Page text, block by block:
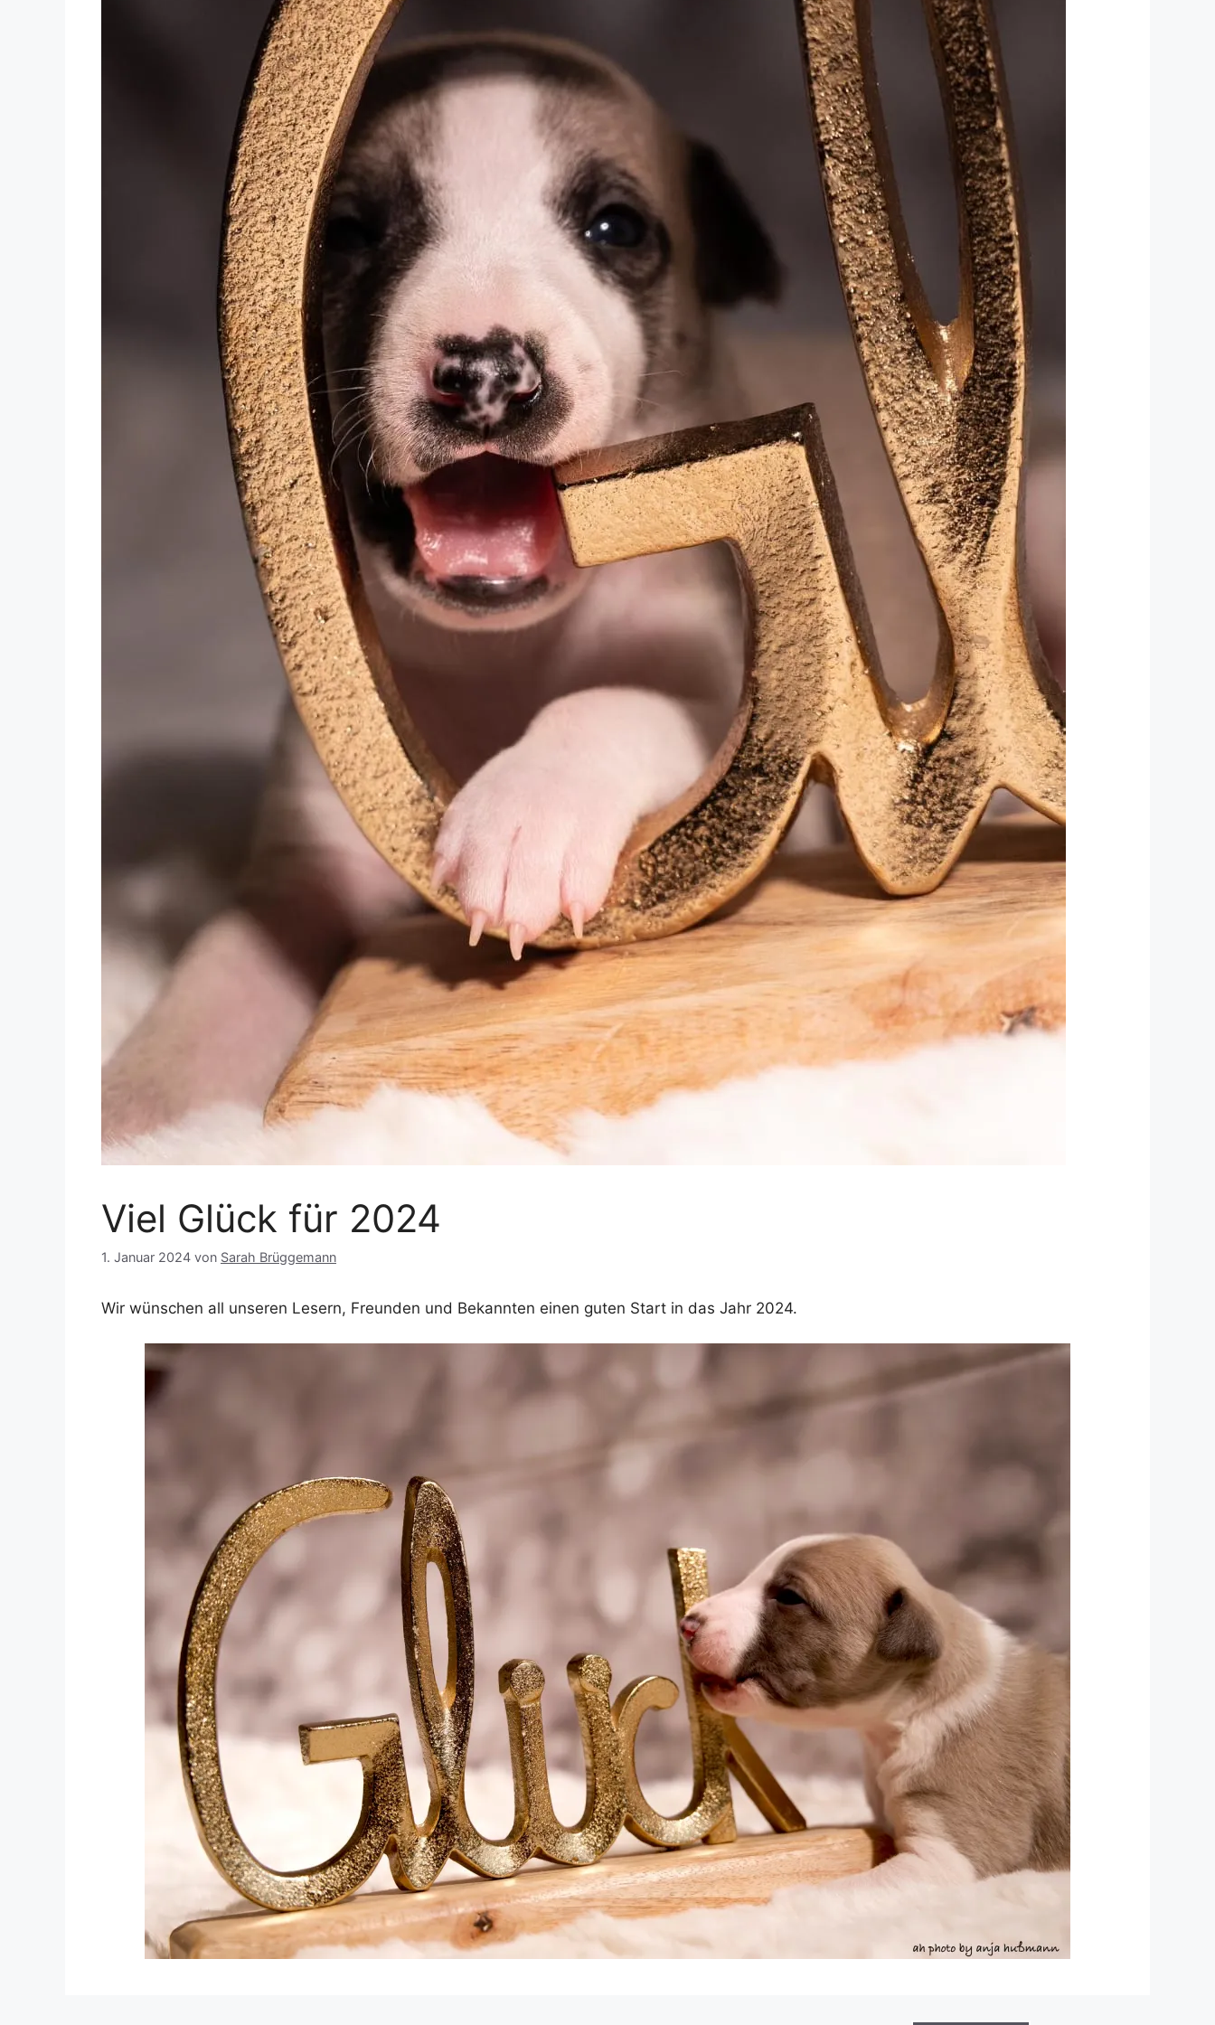
Viel Glück für 2024
1. Januar 2024 von Sarah Brüggemann
Wir wünschen all unseren Lesern, Freunden und Bekannten einen guten Start in das Jahr 2024.